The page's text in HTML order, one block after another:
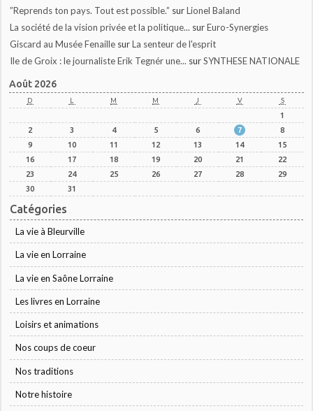
”Reprends ton pays. Tout est possible.” surLionel Baland
La société de la vision privée et la politique... surEuro-Synergies
Giscard au Musée Fenaille surLa senteur de l'esprit
Ile de Groix : le journaliste Erik Tegnér une... surSYNTHESE NATIONALE
Août 2026
D L M M J V S
1
2
3 4 5 6 7
8
9
10 11 12 13 14
15
16
17 18 19 20 21
22
23
24 25 26 27 28
29
30
31
Catégories
La vie à Bleurville
La vie en Lorraine
La vie en Saône Lorraine
Les livres en Lorraine
Loisirs et animations
Nos coups de coeur
Nos traditions
Notre histoire